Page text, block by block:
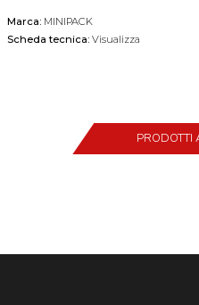
Marca: MINIPACK
Scheda tecnica: Visualizza
PRODOTTI